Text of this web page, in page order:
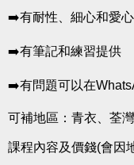
➡️有耐性、細心和愛心
➡️有筆記和練習提供
➡️有問題可以在
可補地區：青衣、荃
課程內容及價錢(會因